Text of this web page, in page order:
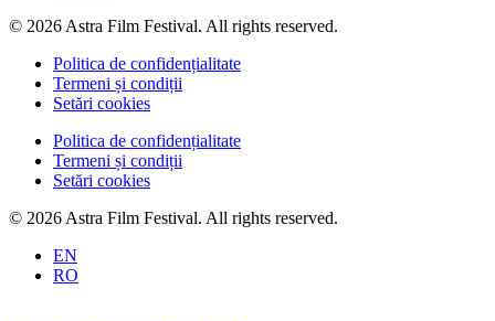
© 2026 Astra Film Festival. All rights reserved.
Politica de confidențialitate
Termeni și condiții
Setări cookies
Politica de confidențialitate
Termeni și condiții
Setări cookies
© 2026 Astra Film Festival. All rights reserved.
EN
RO